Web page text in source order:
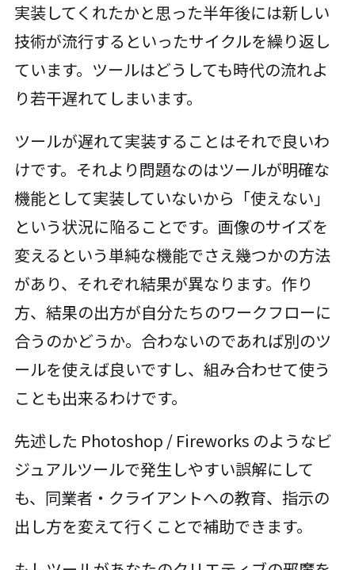
実装してくれたかと思った半年後には新しい
技術が流行するといったサイクルを繰り返し
ています。ツールはどうしても時代の流れよ
り若干遅れてしまいます。
ツールが遅れて実装することはそれで良いわ
けです。それより問題なのはツールが明確な
機能として実装していないから「使えない」
という状況に陥ることです。画像のサイズを
変えるという単純な機能でさえ幾つかの方法
があり、それぞれ結果が異なります。作り
方、結果の出方が自分たちのワークフローに
合うのかどうか。合わないのであれば別のツ
ールを使えば良いですし、組み合わせて使う
ことも出来るわけです。
先述した Photoshop / Fireworks のようなビ
ジュアルツールで発生しやすい誤解にして
も、同業者・クライアントへの教育、指示の
出し方を変えて行くことで補助できます。